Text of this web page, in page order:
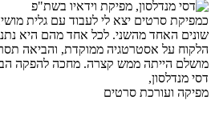
כמפיקת סרטים יצא לי לעבוד עם גלית
שונים האחד מהשני. לכל אחד מהם היא
הלקוח על אסטרטגיה ממוקדת, והביאה
מושלם הייתה ממש קצרה. מחכה להפקה
דסי מנדלסון,
מפיקה ועורכת סרטים